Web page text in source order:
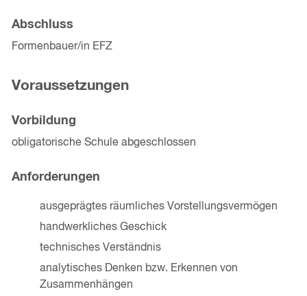
Abschluss
Formenbauer/in EFZ
Voraussetzungen
Vorbildung
obligatorische Schule abgeschlossen
Anforderungen
ausgeprägtes räumliches Vorstellungsvermögen
handwerkliches Geschick
technisches Verständnis
analytisches Denken bzw. Erkennen von
Zusammenhängen